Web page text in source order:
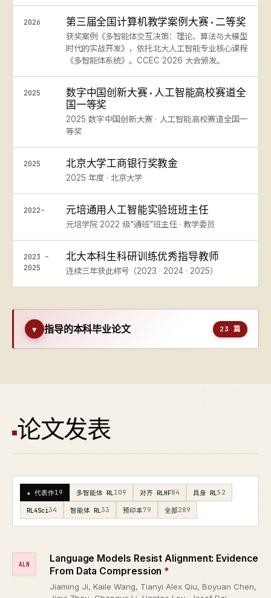
2026 第三届全国计算机教学案例大赛 · 二等奖
获奖案例《多智能体交互决策：理论、算法与大模型
时代的实战开发》，依托北大人工智能专业核心课程
《多智能体系统》。CCEC 2026 大会颁发。
2025
数字中国创新大赛 · 人工智能高校赛道全
国一等奖
2025 数字中国创新大赛 · 人工智能高校赛道全国一
等奖
2025 北京大学工商银行奖教金
2025 年度 · 北京大学
2022– 元培通用人工智能实验班班主任
元培学院 2022 级"通班"班主任 · 教学委员
2023 –
2025
北大本科生科研训练优秀指导教师
连续三年获此称号（2023 · 2024 · 2025）
▾ 指导的本科毕业论文 23 篇
论文发表
★ 代表作19 多智能体 RL 109 对齐 RLHF84 具身 RL 52
RL4Sci34 智能体 RL 33 预印本79 全部289
ALN
Language Models Resist Alignment: Evidence
From Data Compression *
Jiaming Ji, Kaile Wang, Tianyi Alex Qiu, Boyuan Chen,